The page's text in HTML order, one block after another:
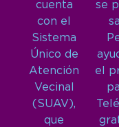
cuenta
con el
Sistema
Único de
Atención
Vecinal
(SUAV),
que
se
el